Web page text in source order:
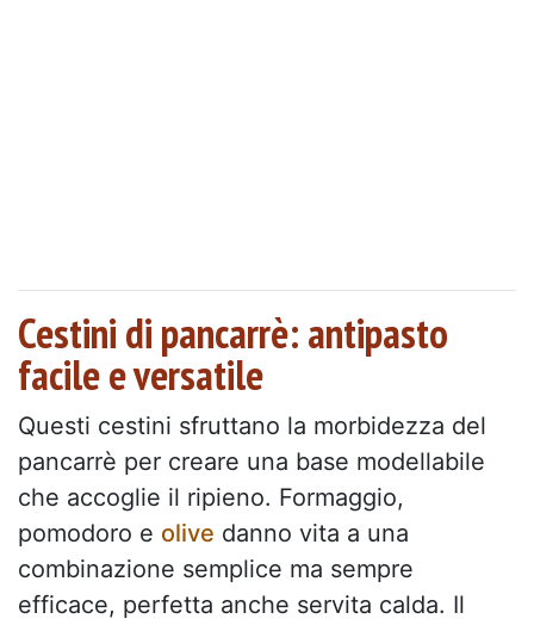
Cestini di pancarrè: antipasto
facile e versatile
Questi cestini sfruttano la morbidezza del
pancarrè per creare una base modellabile
che accoglie il ripieno. Formaggio,
pomodoro e olive danno vita a una
combinazione semplice ma sempre
efficace, perfetta anche servita calda. Il